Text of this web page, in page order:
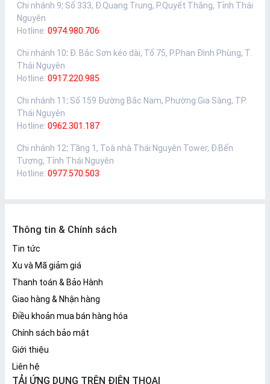
Chi nhánh 9: Số 333, Đ.Quang Trung, P.Quyết Thắng, Tỉnh Thái
Nguyên
Hotline: 0974.980.706
Chi nhánh 10: Đ. Bắc Sơn kéo dài, Tổ 75, P.Phan Đình Phùng, T.
Thái Nguyên
Hotline: 0917.220.985
Chi nhánh 11 : Số 159 Đường Bắc Nam, Phường Gia Sàng, TP.
Thái Nguyên
Hotline: 0962.301.187
Chi nhánh 12: Tầng 1, Toà nhà Thái Nguyên Tower, Đ.Bến
Tượng, Tỉnh Thái Nguyên
Hotline: 0977.570.503
Thông tin & Chính sách
Tin tức
Xu và Mã giảm giá
Thanh toán & Bảo Hành
Giao hàng & Nhận hàng
Điều khoản mua bán hàng hóa
Chính sách bảo mật
Giới thiệu
Liên hệ
TẢI ỨNG DỤNG TRÊN ĐIỆN THOẠI